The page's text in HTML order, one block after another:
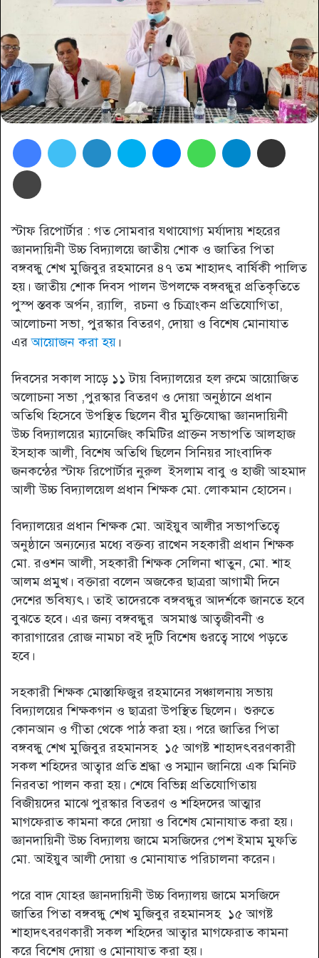
Facebook
Twitter LinkedInSkype MessengerWhatsAppTelegram
প্রিন্ট
স্টাফ রিপোর্টার : গত সোমবার যথাযোগ্য মর্যাদায় শহরের
জ্ঞানদায়িনী উচ্চ বিদ্যালয়ে জাতীয় শোক ও জাতির পিতা
বঙ্গবন্ধু শেখ মুজিবুর রহমানের ৪৭ তম শাহাদৎ বার্ষিকী পালিত
হয়। জাতীয় শোক দিবস পালন উপলক্ষে বঙ্গবন্ধুর প্রতিকৃতিতে
পুস্প স্তবক অর্পন, র‌্যালি, রচনা ও চিত্রাংকন প্রতিযোগিতা,
আলোচনা সভা, পুরস্কার বিতরণ, দোয়া ও বিশেষ মোনাযাত
এরআয়োজন করা হয়।
দিবসের সকাল সাড়ে ১১ টায় বিদ্যালয়ের হল রুমে আয়োজিত
অলোচনা সভা ,পুরস্কার বিতরণ ও দোয়া অনুষ্ঠানে প্রধান
অতিথি হিসেবে উপস্থিত ছিলেন বীর মুক্তিযোদ্ধা জ্ঞানদায়িনী
উচ্চ বিদ্যালয়ের ম্যানেজিং কমিটির প্রাক্তন সভাপতি আলহাজ
ইসহাক আলী, বিশেষ অতিথি ছিলেন সিনিয়র সাংবাদিক
জনকন্ঠের স্টাফ রিপোর্টার নুরুল ইসলাম বাবু ও হাজী আহমাদ
আলী উচ্চ বিদ্যালয়েল প্রধান শিক্ষক মো. লোকমান হোসেন।
বিদ্যালয়ের প্রধান শিক্ষক মো. আইয়ুব আলীর সভাপতিত্বে
অনুষ্ঠানে অন্যন্যের মধ্যে বক্তব্য রাখেন সহকারী প্রধান শিক্ষক
মো. রওশন আলী, সহকারী শিক্ষক সেলিনা খাতুন, মো. শাহ
আলম প্রমুখ। বক্তারা বলেন অজকের ছাত্ররা আগামী দিনে
দেশের ভবিষ্যৎ। তাই তাদেরকে বঙ্গবন্ধুর আদর্শকে জানতে হবে
বুঝতে হবে। এর জন্য বঙ্গবন্ধুর অসমাপ্ত আত্বজীবনী ও
কারাগারের রোজ নামচা বই দুটি বিশেষ গুরত্বে সাথে পড়তে
হবে।
সহকারী শিক্ষক মোস্তাফিজুর রহমানের সঞ্চালনায় সভায়
বিদ্যালয়ের শিক্ষকগন ও ছাত্ররা উপস্থিত ছিলেন। শুরুতে
কোনআন ও গীতা থেকে পাঠ করা হয়। পরে জাতির পিতা
বঙ্গবন্ধু শেখ মুজিবুর রহমানসহ ১৫ আগষ্ট শাহাদৎবরণকারী
সকল শহিদের আত্বার প্রতি শ্রদ্ধা ও সম্মান জানিয়ে এক মিনিট
নিরবতা পালন করা হয়। শেষে বিভিন্ন প্রতিযোগিতায়
বিজীয়দের মাঝে পুরস্কার বিতরণ ও শহিদদের আত্মার
মাগফেরাত কামনা করে দোয়া ও বিশেষ মোনাযাত করা হয়।
জ্ঞানদায়িনী উচ্চ বিদ্যালয় জামে মসজিদের পেশ ইমাম মুফতি
মো. আইয়ুব আলী দোয়া ও মোনাযাত পরিচালনা করেন।
পরে বাদ যোহর জ্ঞানদায়িনী উচ্চ বিদ্যালয় জামে মসজিদে
জাতির পিতা বঙ্গবন্ধু শেখ মুজিবুর রহমানসহ ১৫ আগষ্ট
শাহাদৎবরণকারী সকল শহিদের আত্বার মাগফেরাত কামনা
করে বিশেষ দোয়া ও মোনাযাত করা হয়।